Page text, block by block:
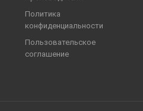
Политика
конфиденциальности
Пользовательское
соглашение